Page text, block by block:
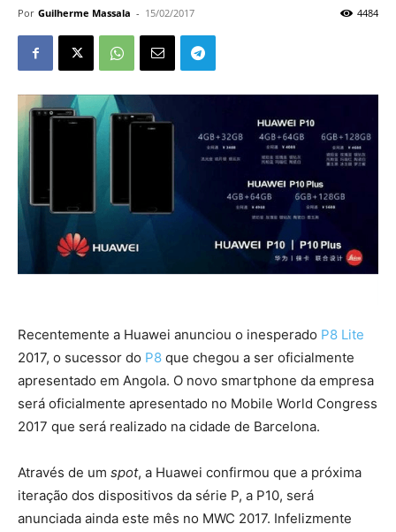
Por Guilherme Massala - 15/02/2017 4484
Recentemente a Huawei anunciou o inesperado P8 Lite
2017, o sucessor do P8 que chegou a ser oficialmente
apresentado em Angola. O novo smartphone da empresa
será oficialmente apresentado no Mobile World Congress
2017 que será realizado na cidade de Barcelona.
Através de um spot, a Huawei confirmou que a próxima
iteração dos dispositivos da série P, a P10, será
anunciada ainda este mês no MWC 2017. Infelizmente